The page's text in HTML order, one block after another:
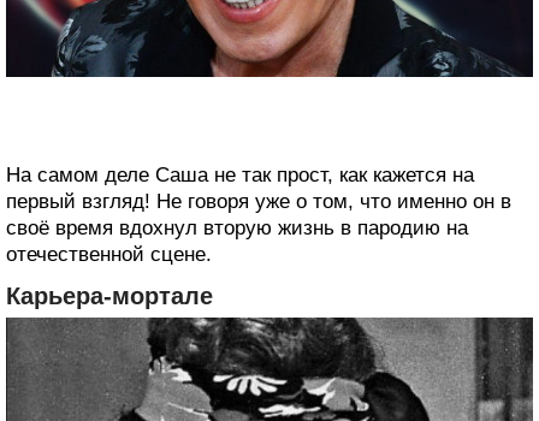
На самом деле Саша не так прост, как кажется на
первый взгляд! Не говоря уже о том, что именно он в
своё время вдохнул вторую жизнь в пародию на
отечественной сцене.
Карьера-мортале